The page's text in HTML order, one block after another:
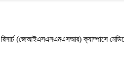
(জেআইএসএসএমএসআর) ক্যাম্পাসে